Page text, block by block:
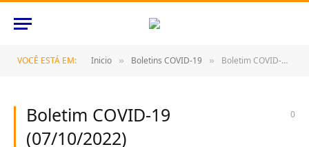
VOCÊ ESTÁ EM: Inicio » Boletins COVID-19 » Boletim COVID-19 (07/10/2022)
Boletim COVID-19
(07/10/2022)
0